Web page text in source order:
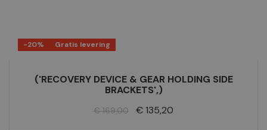
-20% Gratis levering
('RECOVERY DEVICE & GEAR HOLDING SIDE
BRACKETS',)
Normale
€ 169,00 Prijs
€ 135,20